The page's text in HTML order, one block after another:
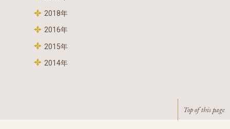
2018年
2016年
2015年
2014年
Top of this page